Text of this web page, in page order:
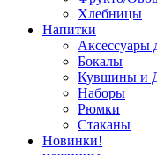
Хлебницы
Напитки
Аксессуары
Бокалы
Кувшины и
Наборы
Рюмки
Стаканы
Новинки!